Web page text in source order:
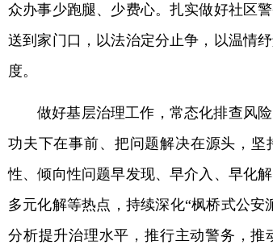
众办事少跑腿、少费心。扎实做好社区
送到家门口，以法治定分止争，以温情
度。
做好基层治理工作，常态化排查风
功夫下在事前、把问题解决在源头，坚
性、倾向性问题早发现、早介入、早化
多元化解等热点，持续深化“枫桥式公
分析提升治理水平，推行主动警务，